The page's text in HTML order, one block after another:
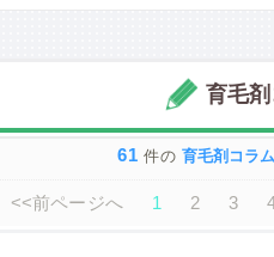
育毛
61件の育毛剤コラム
<<前ページへ 1 2 3